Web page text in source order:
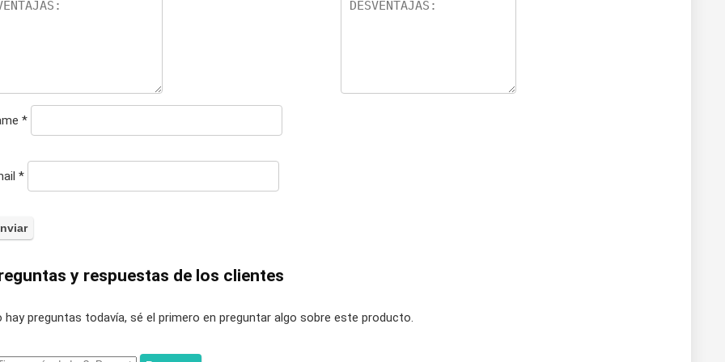
*
*
y respuestas de los clientes
hay preguntas todavía, sé el primero en preguntar algo sobre este producto.